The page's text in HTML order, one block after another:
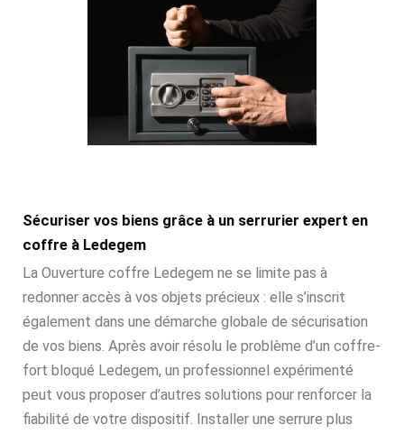
Sécuriser vos biens grâce à un serrurier expert en
coffre à Ledegem
La Ouverture coffre Ledegem ne se limite pas à
redonner accès à vos objets précieux : elle s’inscrit
également dans une démarche globale de sécurisation
de vos biens. Après avoir résolu le problème d’un coffre-
fort bloqué Ledegem, un professionnel expérimenté
peut vous proposer d’autres solutions pour renforcer la
fiabilité de votre dispositif. Installer une serrure plus